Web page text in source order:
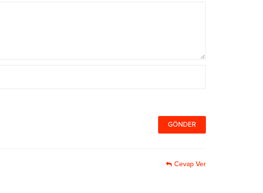
Cevap Ver